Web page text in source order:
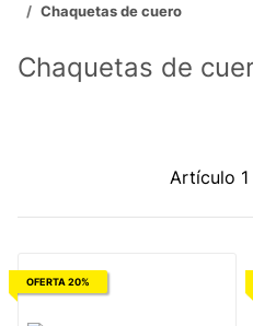
Chaquetas de cuero
Chaquetas de
Artículo
OFERTA 20%